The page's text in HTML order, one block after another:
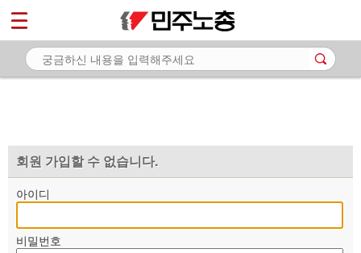
회원 가입할 수 없습니다.
아이디
비밀번호
마이페이지
소개
자료
부설기관